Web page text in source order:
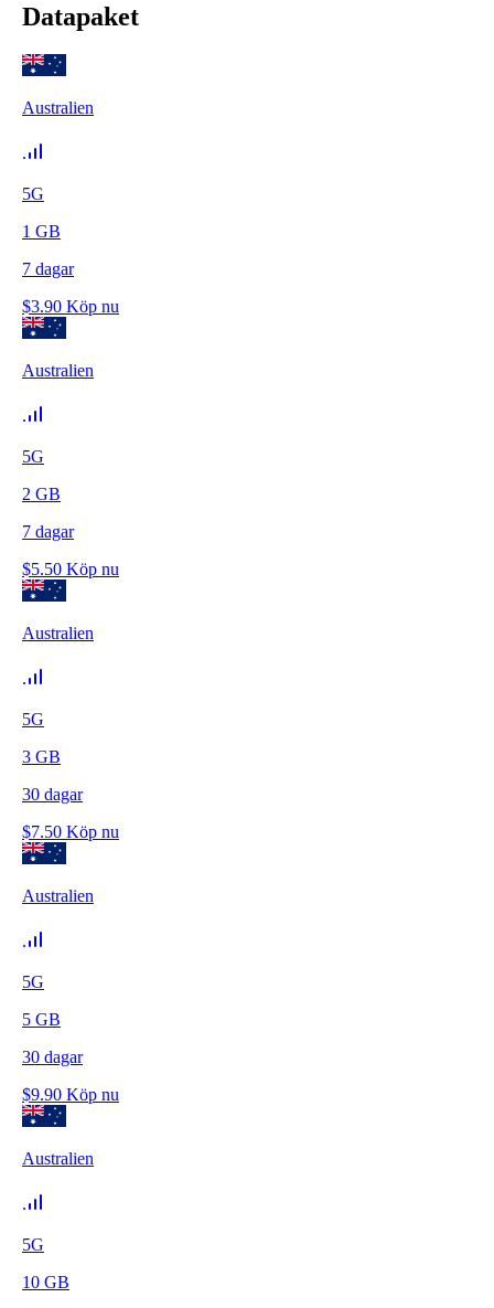
Datapaket
Australien
5G
1 GB
7 dagar
$3.90 Köp nu
Australien
5G
2 GB
7 dagar
$5.50 Köp nu
Australien
5G
3 GB
30 dagar
$7.50 Köp nu
Australien
5G
5 GB
30 dagar
$9.90 Köp nu
Australien
5G
10 GB